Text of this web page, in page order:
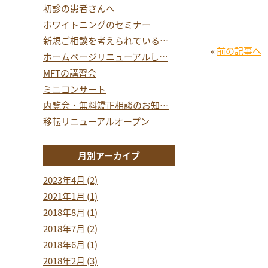
«前の記事へ
初診の患者さんへ
ホワイトニングのセミナー
新規ご相談を考えられている…
ホームページリニューアルし…
MFTの講習会
ミニコンサート
内覧会・無料矯正相談のお知…
移転リニューアルオープン
月別アーカイブ
2023年4月 (2)
2021年1月 (1)
2018年8月 (1)
2018年7月 (2)
2018年6月 (1)
2018年2月 (3)